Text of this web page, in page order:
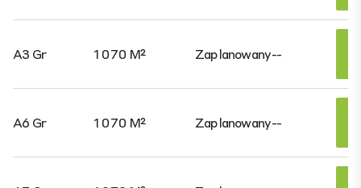
A3 Gr 1 070 M² Zaplanowany--
A6 Gr 1 070 M² Zaplanowany--